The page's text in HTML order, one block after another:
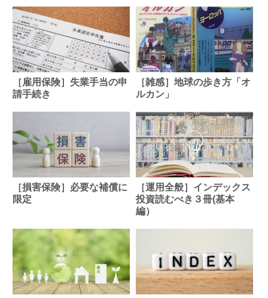
［雇用保険］失業手当の申
請手続き
［雑感］地球の歩き方「オ
ルカン」
［損害保険］必要な補償に
限定
［運用全般］インデックス
投資読むべき３冊(基本
編）